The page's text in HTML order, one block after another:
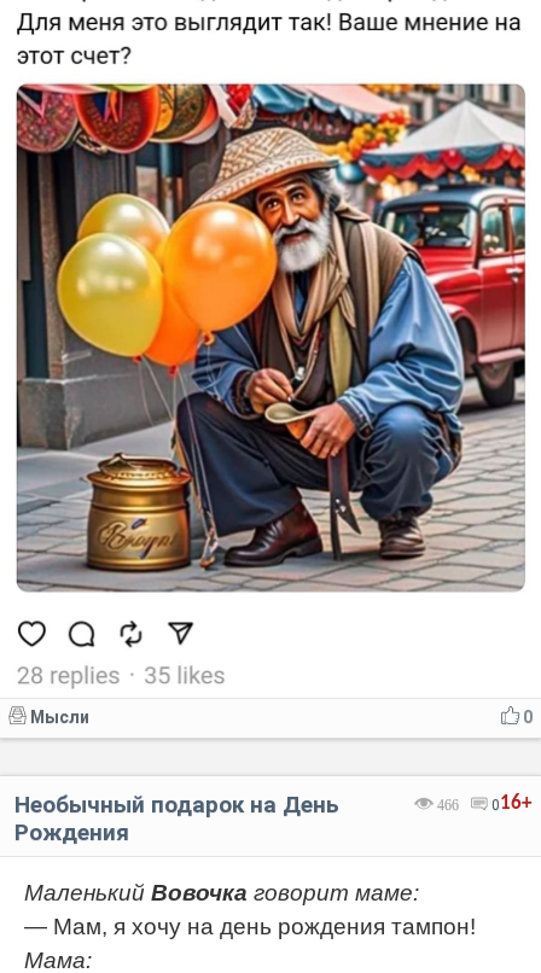
0
Мысли
16+
466 0
Необычный подарок на День
Рождения
Маленький Вовочка говорит маме:
— Мам, я хочу на день рождения тампон!
Мама: